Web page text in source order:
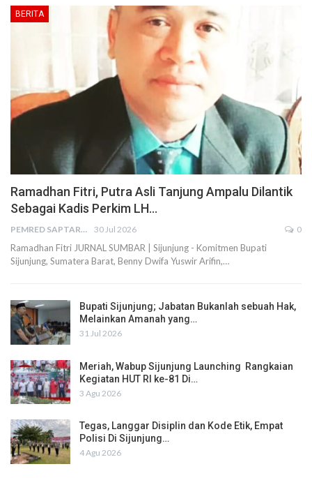
BERITA
Ramadhan Fitri, Putra Asli Tanjung Ampalu Dilantik
Sebagai Kadis Perkim LH…
PEMRED SAPTARIUS 30 Jul 2026 0
Ramadhan Fitri JURNAL SUMBAR | Sijunjung - Komitmen Bupati
Sijunjung, Sumatera Barat, Benny Dwifa Yuswir Arifin,…
Bupati Sijunjung; Jabatan Bukanlah sebuah Hak,
Melainkan Amanah yang…
31 Jul 2026
Meriah, Wabup Sijunjung Launching Rangkaian
Kegiatan HUT RI ke-81 Di…
3 Agu 2026
Tegas, Langgar Disiplin dan Kode Etik, Empat
Polisi Di Sijunjung…
4 Agu 2026